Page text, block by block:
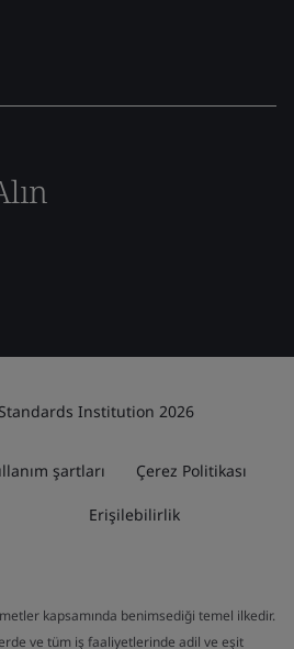
Institution 2026
şartları Çerez Politikası
Erişilebilirlik
kapsamında benimsediği temel ilkedir.
ve tüm iş faaliyetlerinde adil ve eşit